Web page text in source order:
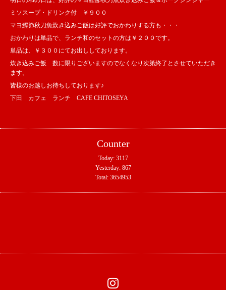
ミソスープ・ドリンク付 ￥９００
マヨ鰹節秋刀魚炊き込みご飯は好評でおかわりする方も・・・
おかわりは単品で、ランチ和のセットの方は￥２００です。
単品は、￥３００にてお出ししております。
炊き込みご飯 数に限りございますのでなくなり次第終了とさせていただき
ます。
皆様のお越しお待ちしております♪
下田 カフェ ランチ CAFE CHITOSEYA
Counter
Today: 3117
Yesterday: 867
Total: 3654953